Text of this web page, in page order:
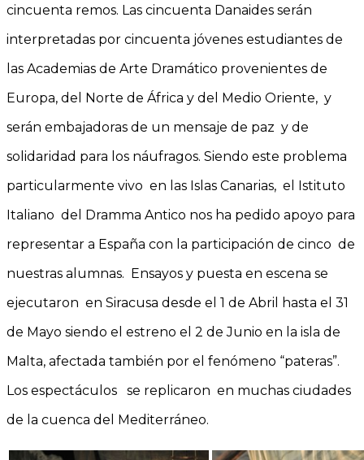
cincuenta remos. Las cincuenta Danaides serán
interpretadas por cincuenta jóvenes estudiantes de
las Academias de Arte Dramático provenientes de
Europa, del Norte de África y del Medio Oriente, y
serán embajadoras de un mensaje de paz y de
solidaridad para los náufragos. Siendo este problema
particularmente vivo en las Islas Canarias, el Istituto
Italiano del Dramma Antico nos ha pedido apoyo para
representar a España con la participación de cinco de
nuestras alumnas. Ensayos y puesta en escena se
ejecutaron en Siracusa desde el 1 de Abril hasta el 31
de Mayo siendo el estreno el 2 de Junio en la isla de
Malta, afectada también por el fenómeno “pateras”.
Los espectáculos se replicaron en muchas ciudades
de la cuenca del Mediterráneo.